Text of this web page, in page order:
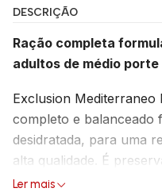
DESCRIÇÃO
Ração completa
adultos de médio porte
Exclusion
completo e balanceado
desidratada, para uma
alta qualidade. É
betaglucanos. É
Ler mais